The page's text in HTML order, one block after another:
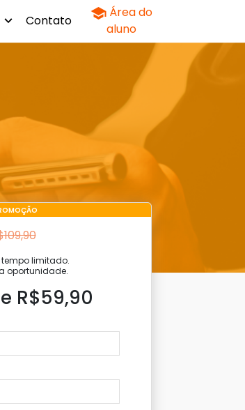
Contato
Área do
aluno
limitado.
oportunidade.
R$59,90